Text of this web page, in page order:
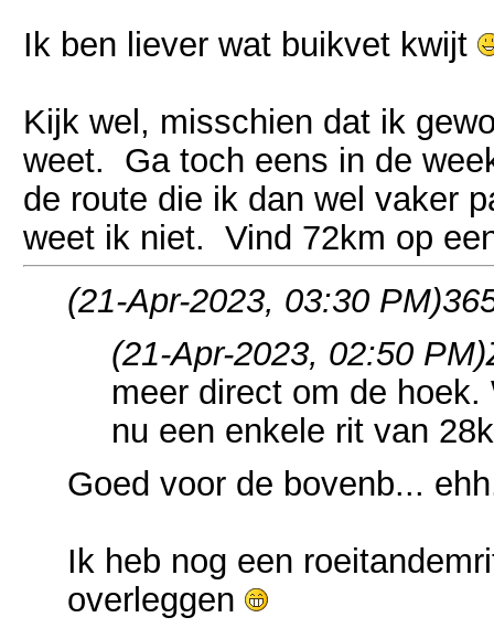
Ik ben liever wat buikvet kwijt
Kijk wel, misschien dat ik
weet. Ga toch eens in de
de route die ik dan wel vaker
weet ik niet. Vind 72km op
(21-Apr-2023, 03:30 PM)
(21-Apr-2023, 02:50 PM)
meer direct om de
nu een enkele rit van
Goed voor de bovenb...
Ik heb nog een
overleggen